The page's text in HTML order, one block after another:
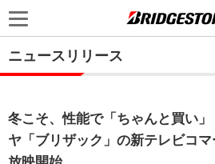
ニュースリリース
冬こそ、性能で「ちゃんと買い
ヤ「ブリザック」の新テレビコ